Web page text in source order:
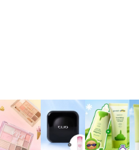
동) 대표전화: 02-398-8000 팩스
) 등록번호: 서울, 아54287등록
: 김백편집인 · 청소년보호책임
배포 및 AI 데이터 활용 금지